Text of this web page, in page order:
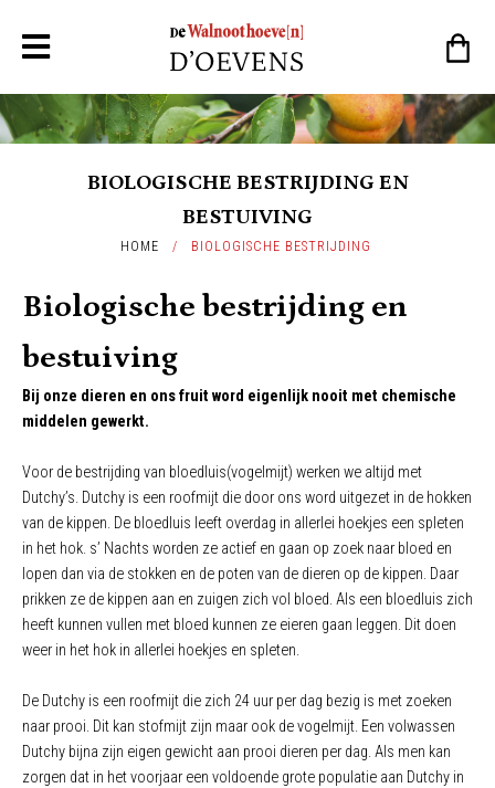
BIOLOGISCHE BESTRIJDING EN
BESTUIVING
HOME / BIOLOGISCHE BESTRIJDING
Biologische bestrijding en
bestuiving
Bij onze dieren en ons fruit word eigenlijk nooit met chemische
middelen gewerkt.
Voor de bestrijding van bloedluis(vogelmijt) werken we altijd met
Dutchy’s. Dutchy is een roofmijt die door ons word uitgezet in de hokken
van de kippen. De bloedluis leeft overdag in allerlei hoekjes een spleten
in het hok. s’ Nachts worden ze actief en gaan op zoek naar bloed en
lopen dan via de stokken en de poten van de dieren op de kippen. Daar
prikken ze de kippen aan en zuigen zich vol bloed. Als een bloedluis zich
heeft kunnen vullen met bloed kunnen ze eieren gaan leggen. Dit doen
weer in het hok in allerlei hoekjes en spleten.
De Dutchy is een roofmijt die zich 24 uur per dag bezig is met zoeken
naar prooi. Dit kan stofmijt zijn maar ook de vogelmijt. Een volwassen
Dutchy bijna zijn eigen gewicht aan prooi dieren per dag. Als men kan
zorgen dat in het voorjaar een voldoende grote populatie aan Dutchy in